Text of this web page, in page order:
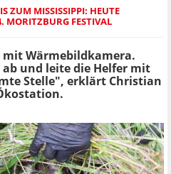
ZUM MISSISSIPPI: HEUTE
MORITZBURG FESTIVAL
Wärmebildkamera.
ab und leite die Helfer mit
Stelle", erklärt Christian